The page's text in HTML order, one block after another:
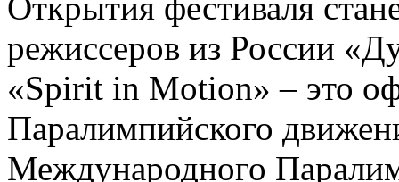
Открытия фестиваля
режиссеров из России
«Spirit in Motion» – это
Паралимпийского
Международного